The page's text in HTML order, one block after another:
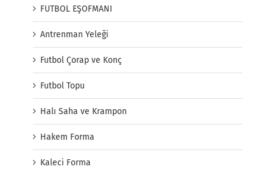
FUTBOL EŞOFMANI
Antrenman Yeleği
Futbol Çorap ve Konç
Futbol Topu
Halı Saha ve Krampon
Hakem Forma
Kaleci Forma